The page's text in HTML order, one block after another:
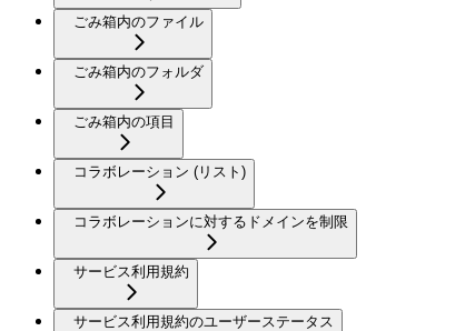
ごみ箱内のファイル
ごみ箱内のフォルダ
ごみ箱内の項目
コラボレーション (リスト)
コラボレーションに対するドメインを制限
サービス利用規約
サービス利用規約のユーザーステータス